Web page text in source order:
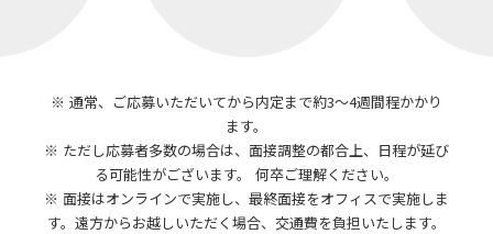
※ 通常、ご応募いただいてから内定まで約3〜4週間程かかり
ます。
※ ただし応募者多数の場合は、面接調整の都合上、日程が延び
る可能性がございます。 何卒ご理解ください。
※ 面接はオンラインで実施し、最終面接をオフィスで実施しま
す。遠方からお越しいただく場合、交通費を負担いたします。